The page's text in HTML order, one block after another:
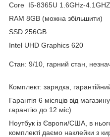
Core I5-8365U 1.6GHz-
RAM 8GB (можна збільшити)
SSD 256GB
Intel UHD Graphics 620
Стан: 9/10, гарний стан,
Комплект: зарядка,
Гарантія 6 місяців від
гарантію до 12 міс)
Ноутбук із Європи/США, в
комплекті даємо наклейки з